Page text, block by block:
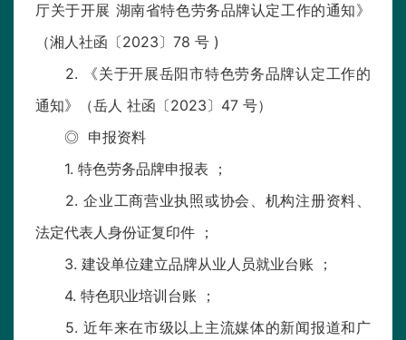
厅关于开展 湖南省特色劳务品牌认定工作的通知》
（湘人社函〔2023〕78 号 )
2. 《关于开展岳阳市特色劳务品牌认定工作的
通知》（岳人 社函〔2023〕47 号）
◎ 申报资料
1. 特色劳务品牌申报表 ；
2. 企业工商营业执照或协会、机构注册资料、
法定代表人身份证复印件 ；
3. 建设单位建立品牌从业人员就业台账 ；
4. 特色职业培训台账 ；
5. 近年来在市级以上主流媒体的新闻报道和广